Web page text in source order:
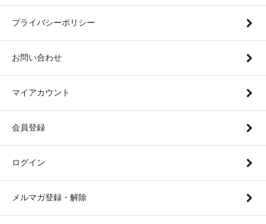
プライバシーポリシー
お問い合わせ
マイアカウント
会員登録
ログイン
メルマガ登録・解除